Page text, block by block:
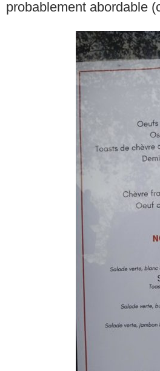
probablement abordable